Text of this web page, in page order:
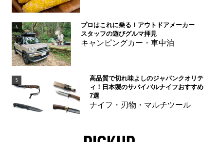
4
プロはこれに乗る！アウトドアメーカー
スタッフの遊びグルマ拝見
キャンピングカー・車中泊
5
高品質で切れ味よしのジャパンクオリテ
ィ！日本製のサバイバルナイフおすすめ
7選
ナイフ・刃物・マルチツール